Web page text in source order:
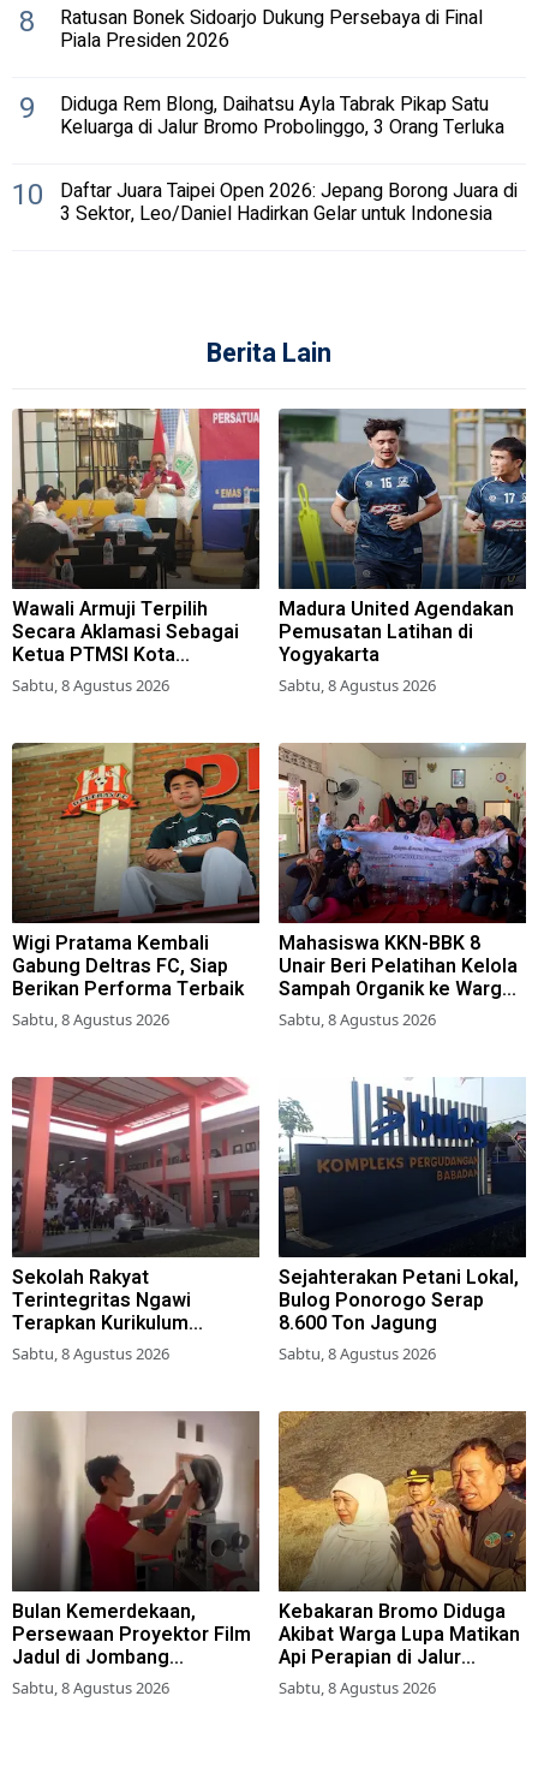
8 Ratusan Bonek Sidoarjo Dukung Persebaya di Final
Piala Presiden 2026
9 Diduga Rem Blong, Daihatsu Ayla Tabrak Pikap Satu
Keluarga di Jalur Bromo Probolinggo, 3 Orang Terluka
10 Daftar Juara Taipei Open 2026: Jepang Borong Juara di
3 Sektor, Leo/Daniel Hadirkan Gelar untuk Indonesia
Berita Lain
Wawali Armuji Terpilih
Secara Aklamasi Sebagai
Ketua PTMSI Kota
Surabaya
Sabtu, 8 Agustus 2026
Madura United Agendakan
Pemusatan Latihan di
Yogyakarta
Sabtu, 8 Agustus 2026
Wigi Pratama Kembali
Gabung Deltras FC, Siap
Berikan Performa Terbaik
Sabtu, 8 Agustus 2026
Mahasiswa KKN-BBK 8
Unair Beri Pelatihan Kelola
Sampah Organik ke Warga
Simokerto Surabaya
Sabtu, 8 Agustus 2026
Sekolah Rakyat
Terintegritas Ngawi
Terapkan Kurikulum
Berbasis Asrama
Sabtu, 8 Agustus 2026
Sejahterakan Petani Lokal,
Bulog Ponorogo Serap
8.600 Ton Jagung
Sabtu, 8 Agustus 2026
Bulan Kemerdekaan,
Persewaan Proyektor Film
Jadul di Jombang
Meningkat
Sabtu, 8 Agustus 2026
Kebakaran Bromo Diduga
Akibat Warga Lupa Matikan
Api Perapian di Jalur
Tradisional
Sabtu, 8 Agustus 2026